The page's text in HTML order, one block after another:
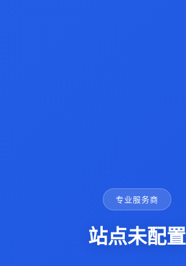
专业服务商
站点未配置